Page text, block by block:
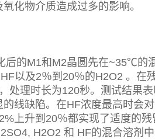
化物介质造成过多的影响。
M1和M2晶圆先在~35℃的混
以及2％到20％的H2O2 。在
处理时长为120秒。测试结果
线缺陷。在HF浓度最高时会
上升到20％都实现了适度的
H2O2 和 HF的混合溶剂